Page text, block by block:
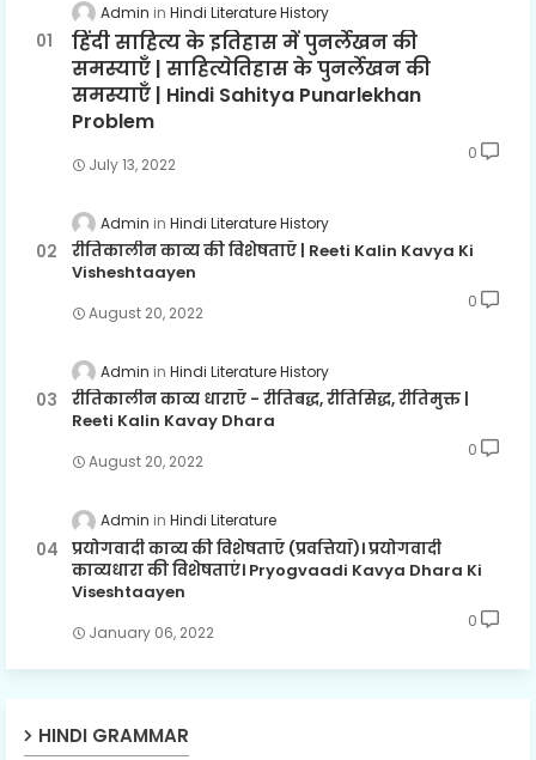
Admin Hindi Literature History
हिंदी साहित्य के इतिहास में पुनर्लेखन की
समस्याएँ | साहित्येतिहास के पुनर्लेखन की
समस्याएँ | Hindi Sahitya Punarlekhan
Problem
July 13, 2022
0
Admin Hindi Literature History
रीतिकालीन काव्य की विशेषताएँ | Reeti Kalin Kavya Ki
Visheshtaayen
August 20, 2022
0
Admin Hindi Literature History
रीतिकालीन काव्य धाराएँ - रीतिबद्ध, रीतिसिद्ध, रीतिमुक्त |
Reeti Kalin Kavay Dhara
August 20, 2022
0
Admin Hindi Literature
प्रयोगवादी काव्य की विशेषताएँ (प्रवत्तियाँ)। प्रयोगवादी
काव्यधारा की विशेषताएं। Pryogvaadi Kavya Dhara Ki
Viseshtaayen
January 06, 2022
0
HINDI GRAMMAR